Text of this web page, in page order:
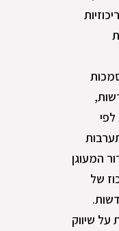
המעוגן
של
שיווק